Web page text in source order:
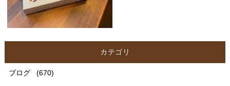
カテゴリ
ブログ (670)